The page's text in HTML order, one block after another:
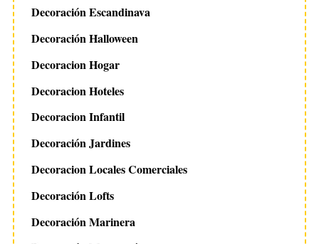
Decoración Escandinava
Decoración Halloween
Decoracion Hogar
Decoracion Hoteles
Decoracion Infantil
Decoración Jardines
Decoracion Locales Comerciales
Decoración Lofts
Decoración Marinera